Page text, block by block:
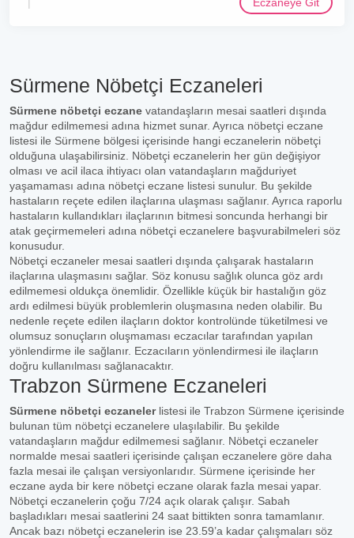
Sürmene Nöbetçi Eczaneleri
Sürmene nöbetçi eczane vatandaşların mesai saatleri dışında
mağdur edilmemesi adına hizmet sunar. Ayrıca nöbetçi eczane
listesi ile Sürmene bölgesi içerisinde hangi eczanelerin nöbetçi
olduğuna ulaşabilirsiniz. Nöbetçi eczanelerin her gün değişiyor
olması ve acil ilaca ihtiyacı olan vatandaşların mağduriyet
yaşamaması adına nöbetçi eczane listesi sunulur. Bu şekilde
hastaların reçete edilen ilaçlarına ulaşması sağlanır. Ayrıca raporlu
hastaların kullandıkları ilaçlarının bitmesi soncunda herhangi bir
atak geçirmemeleri adına nöbetçi eczanelere başvurabilmeleri söz
konusudur.
Nöbetçi eczaneler mesai saatleri dışında çalışarak hastaların
ilaçlarına ulaşmasını sağlar. Söz konusu sağlık olunca göz ardı
edilmemesi oldukça önemlidir. Özellikle küçük bir hastalığın göz
ardı edilmesi büyük problemlerin oluşmasına neden olabilir. Bu
nedenle reçete edilen ilaçların doktor kontrolünde tüketilmesi ve
olumsuz sonuçların oluşmaması eczacılar tarafından yapılan
yönlendirme ile sağlanır. Eczacıların yönlendirmesi ile ilaçların
doğru kullanılması sağlanacaktır.
Trabzon Sürmene Eczaneleri
Sürmene nöbetçi eczanelerlistesi ile Trabzon Sürmene içerisinde
bulunan tüm nöbetçi eczanelere ulaşılabilir. Bu şekilde
vatandaşların mağdur edilmemesi sağlanır. Nöbetçi eczaneler
normalde mesai saatleri içerisinde çalışan eczanelere göre daha
fazla mesai ile çalışan versiyonlarıdır. Sürmene içerisinde her
eczane ayda bir kere nöbetçi eczane olarak fazla mesai yapar.
Nöbetçi eczanelerin çoğu 7/24 açık olarak çalışır. Sabah
başladıkları mesai saatlerini 24 saat bittikten sonra tamamlanır.
Ancak bazı nöbetçi eczanelerin ise 23.59’a kadar çalışmaları söz